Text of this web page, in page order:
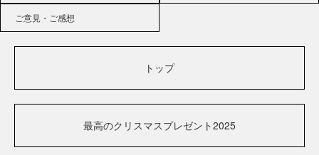
ご意見・ご感想
トップ
最高のクリスマスプレゼント2025